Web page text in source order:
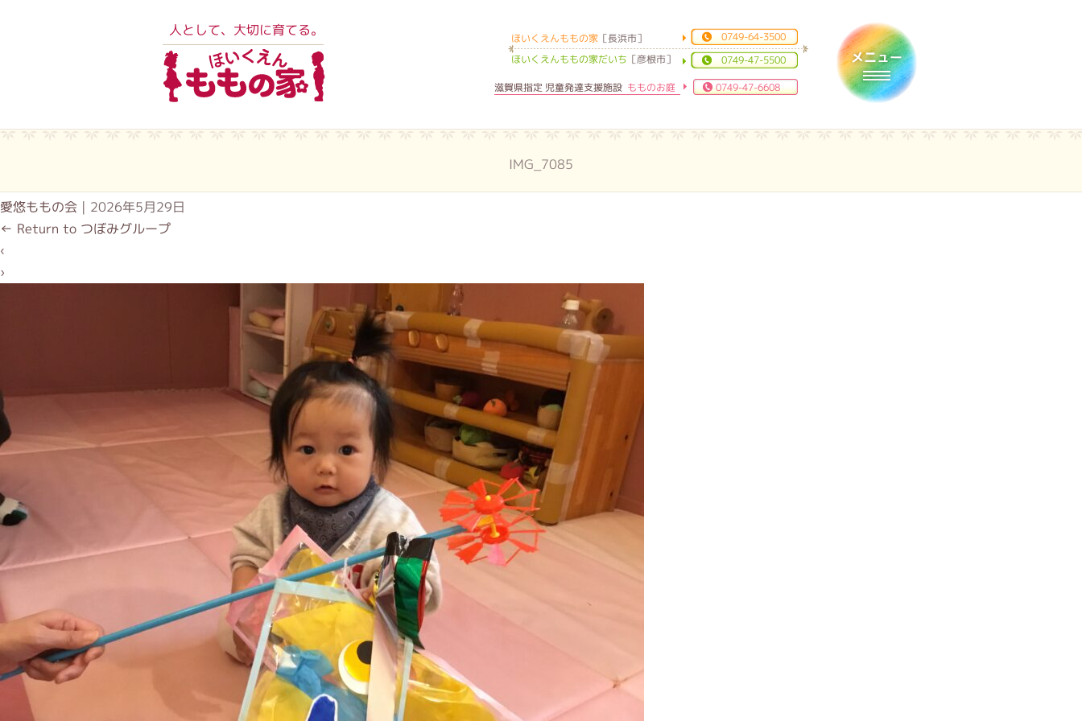
人として、大切に育てる。
ほいくえんももの家
Toggle navigation
ほいくえんももの家 ［長浜市］
0749-64-3500
ほいくえんももの家だいち ［彦根市］
0749-47-5500
滋賀県指定 児童発達支援施設 もものお庭 0749-47-6608
IMG_7085
愛悠ももの会 | 2026年5月29日
← Return to つぼみグループ
‹
›